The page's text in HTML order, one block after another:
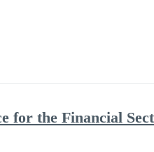
for the Financial